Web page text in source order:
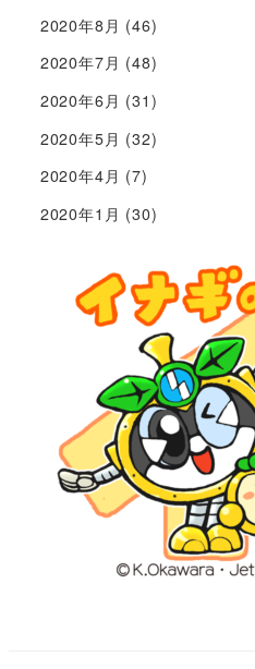
2020年8月 (46)
2020年7月 (48)
2020年6月 (31)
2020年5月 (32)
2020年4月 (7)
2020年1月 (30)